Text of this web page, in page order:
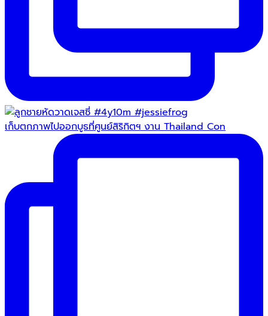
เก็บตกภาพไปออกบูธที่ศูนย์สิริกิตฯ งาน Thailand Con